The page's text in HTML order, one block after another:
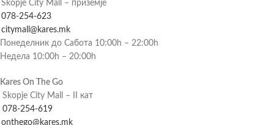
Skopje City Mall – приземје
078-254-623
citymall@kares.mk
Понеделник до Сабота 10:00h – 22:00h
Недела 10:00h – 20:00h
Kares On The Go
Skopje City Mall – II кат
078-254-619
onthego@kares.mk